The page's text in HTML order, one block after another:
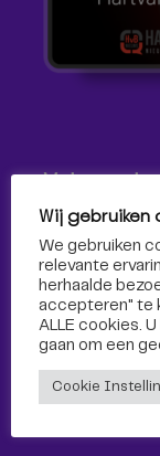
Volg ons!
Volg Omroep
media!
Wij gebruiken
We gebruiken
relevante
herhaalde
accepteren" te
ALLE cookies.
gaan om een
Cookie